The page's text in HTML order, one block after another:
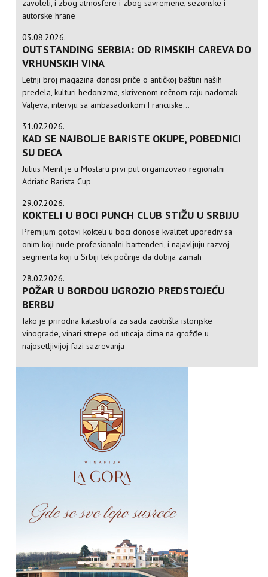
zavoleli, i zbog atmosfere i zbog savremene, sezonske i
autorske hrane
03.08.2026.
OUTSTANDING SERBIA: OD RIMSKIH CAREVA DO
VRHUNSKIH VINA
Letnji broj magazina donosi priče o antičkoj baštini naših
predela, kulturi hedonizma, skrivenom rečnom raju nadomak
Valjeva, intervju sa ambasadorkom Francuske...
31.07.2026.
KAD SE NAJBOLJE BARISTE OKUPE, POBEDNICI
SU DECA
Julius Meinl je u Mostaru prvi put organizovao regionalni
Adriatic Barista Cup
29.07.2026.
KOKTELI U BOCI PUNCH CLUB STIŽU U SRBIJU
Premijum gotovi kokteli u boci donose kvalitet uporediv sa
onim koji nude profesionalni bartenderi, i najavljuju razvoj
segmenta koji u Srbiji tek počinje da dobija zamah
28.07.2026.
POŽAR U BORDOU UGROZIO PREDSTOJEĆU
BERBU
Iako je prirodna katastrofa za sada zaobišla istorijske
vinograde, vinari strepe od uticaja dima na grožđe u
najosetljivijoj fazi sazrevanja